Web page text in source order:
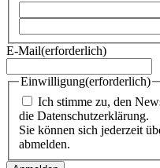
E-Mail(erforderlich)
Einwilligung(erforderlich)
Ich stimme zu, den
die Datenschutzerklärung.
Sie können sich jederzeit
abmelden.